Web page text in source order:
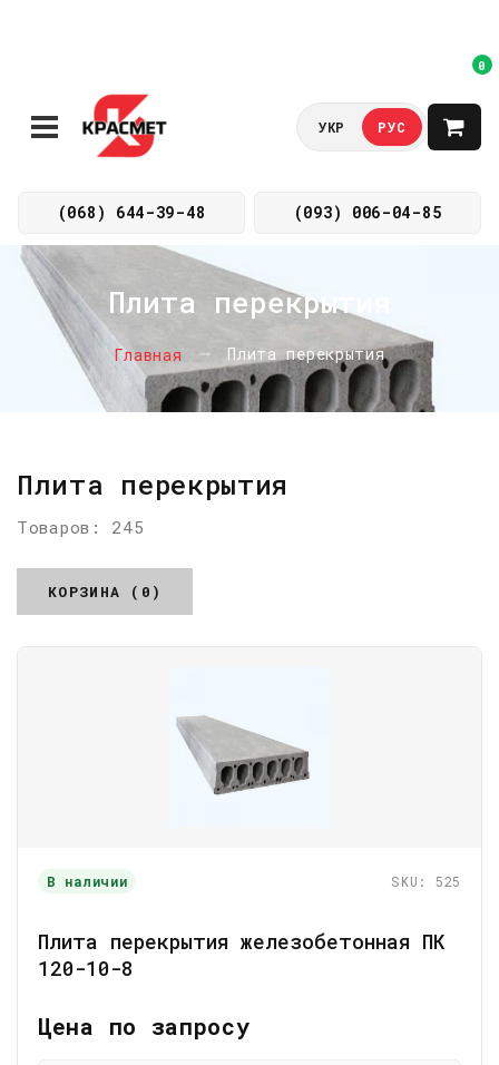
(068) 644-39-48 (093) 006-04-85
УКР РУС
0
Плита перекрытия
Главная Плита перекрытия
Плита перекрытия
Товаров: 245
КОРЗИНА (0)
В наличии SKU: 525
Плита перекрытия железобетонная ПК
120-10-8
Цена по запросу